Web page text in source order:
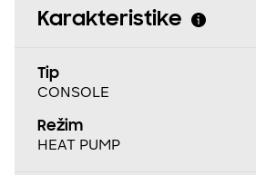
Karakteristike
Tip
CONSOLE
Režim
HEAT PUMP